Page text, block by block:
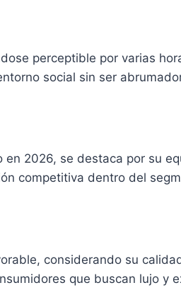
perceptible por varias
social sin ser
2026, se destaca por su
competitiva dentro del
considerando su
que buscan lujo y